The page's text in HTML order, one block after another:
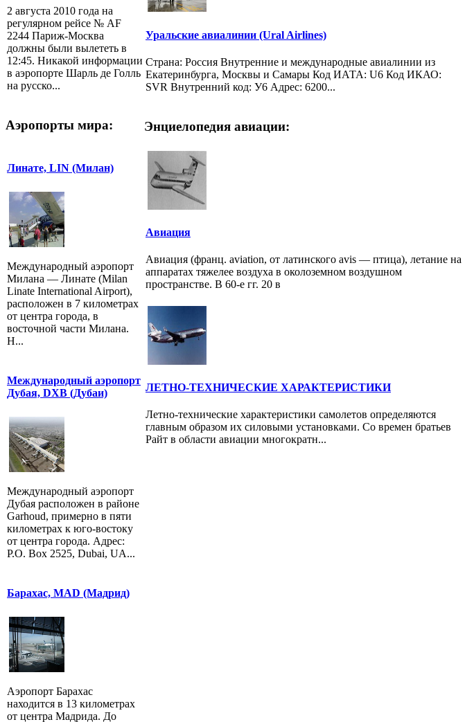
2 августа 2010 года на
регулярном рейсе № AF
2244 Париж-Москва
должны были вылететь в
12:45. Никакой информации
в аэропорте Шарль де Голль
на русско...
Аэропорты мира:
Линате, LIN (Милан)
Международный аэропорт
Милана — Линате (Milan
Linate International Airport),
расположен в 7 километрах
от центра города, в
восточной части Милана.
Н...
Международный аэропорт
Дубая, DXB (Дубаи)
Международный аэропорт
Дубая расположен в районе
Garhoud, примерно в пяти
километрах к юго-востоку
от центра города. Адрес:
P.O. Box 2525, Dubai, UA...
Барахас, MAD (Мадрид)
Аэропорт Барахас
находится в 13 километрах
от центра Мадрида. До
Уральские авиалинии (Ural Airlines)
Страна: Россия Внутренние и международные авиалинии из
Екатеринбурга, Москвы и Самары Код ИАТА: U6 Код ИКАО:
SVR Внутренний код: У6 Адрес: 6200...
Энциелопедия авиации:
Авиация
Авиация (франц. aviation, от латинского avis — птица), летание на
аппаратах тяжелее воздуха в околоземном воздушном
пространстве. В 60-е гг. 20 в
ЛЕТНО-ТЕХНИЧЕСКИЕ ХАРАКТЕРИСТИКИ
Летно-технические характеристики самолетов определяются
главным образом их силовыми установками. Со времен братьев
Райт в области авиации многократн...